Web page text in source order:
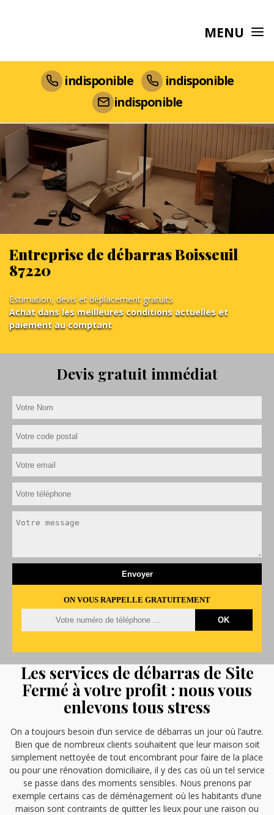
MENU
indisponible
indisponible
indisponible
Entreprise de débarras Boisseuil
87220
Estimation, devis et déplacement gratuits
Achat dans les meilleures conditions actuelles et
paiement au comptant
Devis gratuit immédiat
ON VOUS RAPPELLE GRATUITEMENT
Les services de débarras de Site
Fermé à votre profit : nous vous
enlevons tous stress
On a toujours besoin d’un service de débarras un jour où l’autre.
Bien que de nombreux clients souhaitent que leur maison soit
simplement nettoyée de tout encombrant pour faire de la place
ou pour une rénovation domiciliaire, il y des cas où un tel service
se passe dans des moments sensibles. Nous prenons par
exemple certains cas de déménagement où les habitants d’une
maison sont contraints de quitter les lieux pour une raison ou